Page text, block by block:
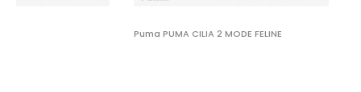
Puma PUMA CILIA 2 MODE FELINE